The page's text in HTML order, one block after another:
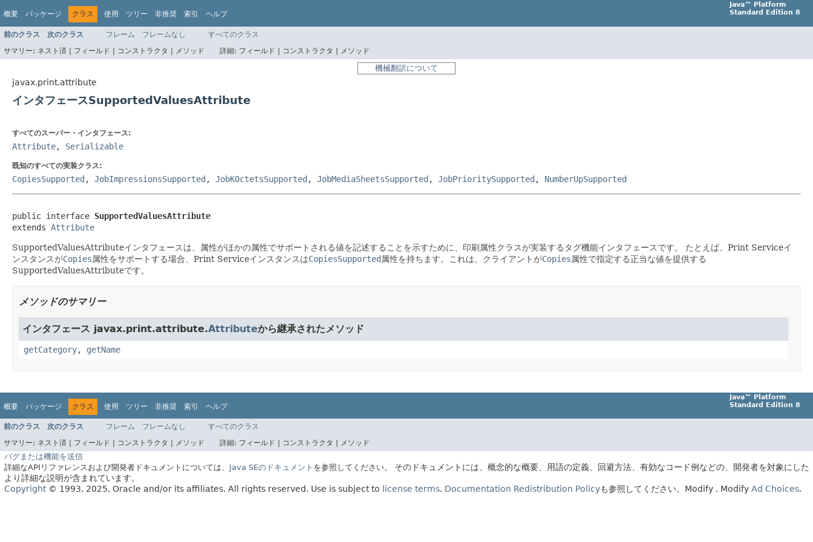
概要 パッケージ クラス 使用 ツリー 非推奨 索引 ヘルプ
Java™ Platform
Standard Edition 8
前のクラス 次のクラス フレーム フレームなし
すべてのクラス
サマリー: ネスト済 | フィールド | コンストラクタ | メソッド 詳細: フィールド | コンストラクタ | メソッド
機械翻訳について
javax.print.attribute
インタフェースSupportedValuesAttribute
すべてのスーパー・インタフェース:
Attribute, Serializable
既知のすべての実装クラス:
CopiesSupported , JobImpressionsSupported , JobKOctetsSupported , JobMediaSheetsSupported , JobPrioritySupported , NumberUpSupported
public interface SupportedValuesAttribute
extends Attribute
SupportedValuesAttributeインタフェースは、属性がほかの属性でサポートされる値を記述することを示すために、印刷属性クラスが実装するタグ機能インタフェースです。
たとえば、Print Serviceイ
ンスタンスがCopies属性をサポートする場合、Print ServiceインスタンスはCopiesSupported属性を持ちます。これは、クライアントがCopies属性で指定する正当な値を提供する
SupportedValuesAttributeです。
メソッドのサマリー
インタフェース javax.print.attribute.Attributeから継承されたメソッド
getCategory, getName
概要 パッケージ クラス 使用 ツリー 非推奨 索引 ヘルプ
Java™ Platform
Standard Edition 8
前のクラス 次のクラス フレーム フレームなし
すべてのクラス
サマリー: ネスト済 | フィールド | コンストラクタ | メソッド 詳細: フィールド | コンストラクタ | メソッド
バグまたは機能を送信
詳細なAPIリファレンスおよび開発者ドキュメントについては、 Java SEのドキュメント を参照してください。
そのドキュメントには、概念的な概要、用語の定義、回避方法、有効なコード例などの、開発者を対象にした
より詳細な説明が含まれています。
Copyright© 1993, 2025, Oracle and/or its affiliates. All rights reserved. Use is subject to license terms. Documentation Redistribution Policyも参照してください。 Modify . Modify Ad Choices.